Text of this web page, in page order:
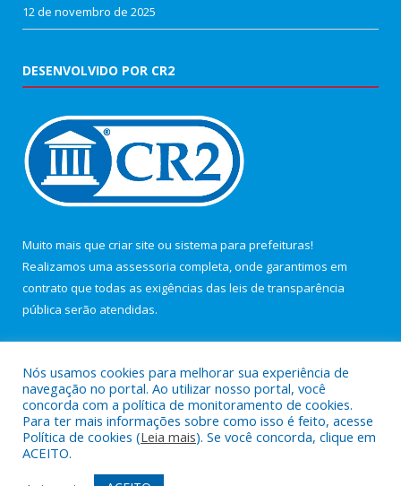
12 de novembro de 2025
DESENVOLVIDO POR CR2
Muito mais que criar site ou sistema para prefeituras!
Realizamos uma assessoria completa, onde garantimos em
contrato que todas as exigências das leis de transparência
pública serão atendidas.
Todos os direitos reservados a Câmara Municipal de Maracanã.
Nós usamos cookies para melhorar sua experiência de
navegação no portal. Ao utilizar nosso portal, você
concorda com a política de monitoramento de cookies.
Para ter mais informações sobre como isso é feito, acesse
Política de cookies (Leia mais). Se você concorda, clique em
ACEITO.